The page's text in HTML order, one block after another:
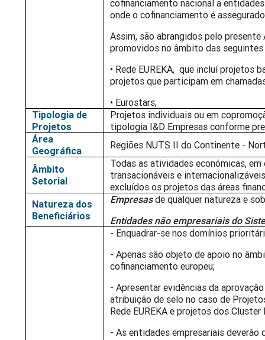
cofinanciamento nacional a
onde o cofinanciamento é
Assim, são abrangidos pelo
promovidos no âmbito das
• Rede EUREKA, que incluí projetos
projetos que participam em
• Eurostars;
Tipologia de
Projetos
Projetos individuais ou em
tipologia I&D Empresas conforme
Área
Geográfica
Regiões NUTS II do Continente -
Âmbito
Setorial
Todas as atividades económicas,
transacionáveis e
excluídos os projetos das áreas
Natureza dos
Beneficiários
Empresasde qualquer natureza e
Entidades não empresariais do
- Enquadrar-se nos domínios
- Apenas são objeto de apoio no
cofinanciamento europeu;
- Apresentar evidências da
atribuição de selo no caso de
Rede EUREKA e projetos dos Cluster
- As entidades empresariais